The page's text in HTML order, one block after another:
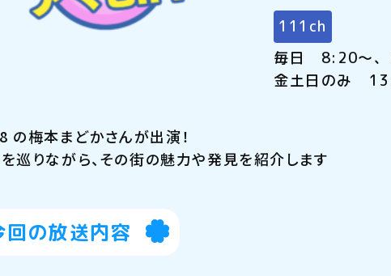
111ch
毎日 8:20～、
金土日のみ
の梅本まどかさんが出演！
巡りながら、その街の魅力や発見を紹介します
回の放送内容